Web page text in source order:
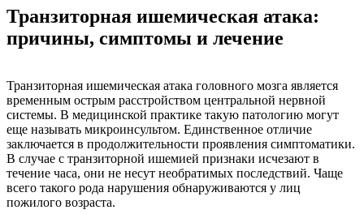
Транзиторная ишемическая атака:
причины, симптомы и лечение
Транзиторная ишемическая атака головного мозга является
временным острым расстройством центральной нервной
системы. В медицинской практике такую патологию могут
еще называть микроинсультом. Единственное отличие
заключается в продолжительности проявления симптоматики.
В случае с транзиторной ишемией признаки исчезают в
течение часа, они не несут необратимых последствий. Чаще
всего такого рода нарушения обнаруживаются у лиц
пожилого возраста.